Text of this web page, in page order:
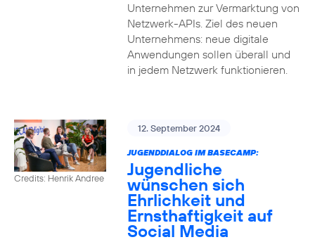
Unternehmen zur Vermarktung von
Netzwerk-APIs. Ziel des neuen
Unternehmens: neue digitale
Anwendungen sollen überall und
in jedem Netzwerk funktionieren.
Credits: Henrik Andree
12. September 2024
JUGENDDIALOG IM BASECAMP:
Jugendliche
wünschen sich
Ehrlichkeit und
Ernsthaftigkeit auf
Social Media